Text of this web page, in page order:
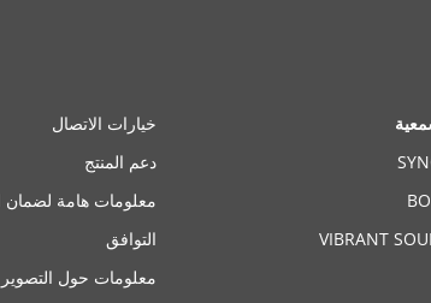
VIBRANT
خيارات الاتصال
دعم المنتج
معلومات هامة لضمان
التوافق
معلومات حول التصوير